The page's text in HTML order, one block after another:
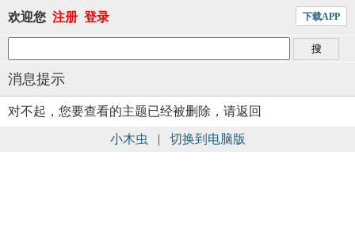
欢迎您 注册 登录 下载APP
消息提示
对不起，您要查看的主题已经被删除，请返回
小木虫 | 切换到电脑版